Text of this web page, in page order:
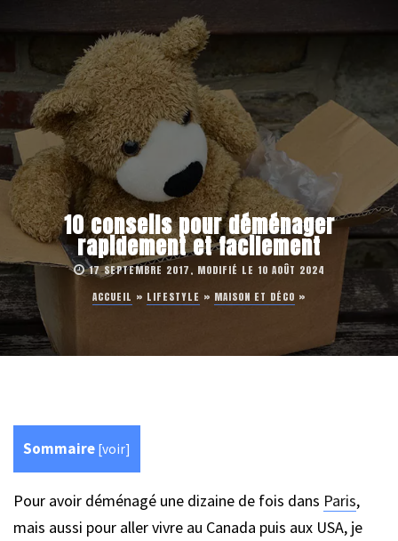
10 conseils pour déménager
rapidement et facilement
17 SEPTEMBRE 2017, MODIFIÉ LE 10 AOÛT 2024
ACCUEIL » LIFESTYLE » MAISON ET DÉCO »
Sommaire [voir]
Pour avoir déménagé une dizaine de fois dans Paris,
mais aussi pour aller vivre au Canada puis aux USA, je